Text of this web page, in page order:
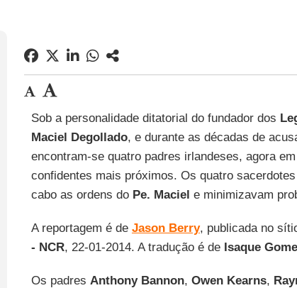
Sob a personalidade ditatorial do fundador dos
Maciel Degollado, e durante as décadas de
encontram-se quatro padres irlandeses, agora
confidentes mais próximos. Os quatro
cabo as ordens doPe. Maciel e minimizavam
A reportagem é de Jason Berry, publicada no
- NCR, 22-01-2014. A tradução é de Isaque
Os padres Anthony Bannon, Owen Kearns,